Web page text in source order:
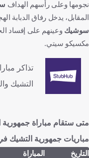
نجومها وعلى رأسهم الهداف
المقابل، يدخل رفاق الدبابة
سوشيك وعينهم على إفساد
مكسيكو سيتي.
تذاكر
التشيك
متى ستقام مباراة جمهورية
مباريات جمهورية التشيك في
التاريخ
المباراة